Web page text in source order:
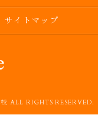
サイトマップ
ALL RIGHTS RESERVED.